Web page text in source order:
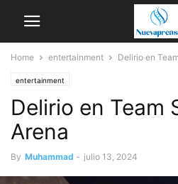
Home entertainment Delirio en
entertainment
Delirio en Team
Arena
By Muhammad - julio 13, 2024